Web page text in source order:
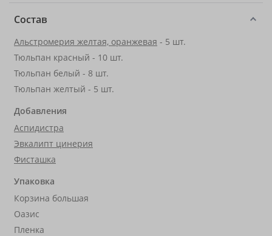
Состав
Альстромерия желтая, оранжевая - 5 шт.
Тюльпан красный - 10 шт.
Тюльпан белый - 8 шт.
Тюльпан желтый - 5 шт.
Добавления
Аспидистра
Эвкалипт цинерия
Фисташка
Упаковка
Корзина большая
Оазис
Пленка